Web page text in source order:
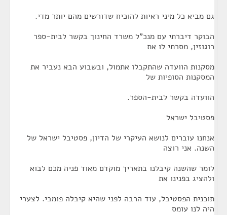
גם מביא כל מיני ראיות להוכיח שדורשים מהם יותר מדי.
הבוקר דיברתי עם מנכ"ל משרד החינוך בקשר לבית-ספר
רוגוזין, מסרתי לו את
מסקנות הוועדה שהתקבלו אתמול, ובשבוע הבא נעביר את
המסקנות הסופיות של
הוועדה בקשר לבית-הספר.
פסטיבל ישראל
אנחנו עוברים לנושא העיקרי של הדיון, פסטיבל ישראל של
השנה. אני רוצה
לומר שהשנה קיבלנו בתאריך מוקדם מאוד פניה מכם לבוא
ולהציג בפנינו את
תוכנית הפסטיבל, עוד הרבה לפני שהיא קיבלה פומבי. לצערי
היה לנו עומס